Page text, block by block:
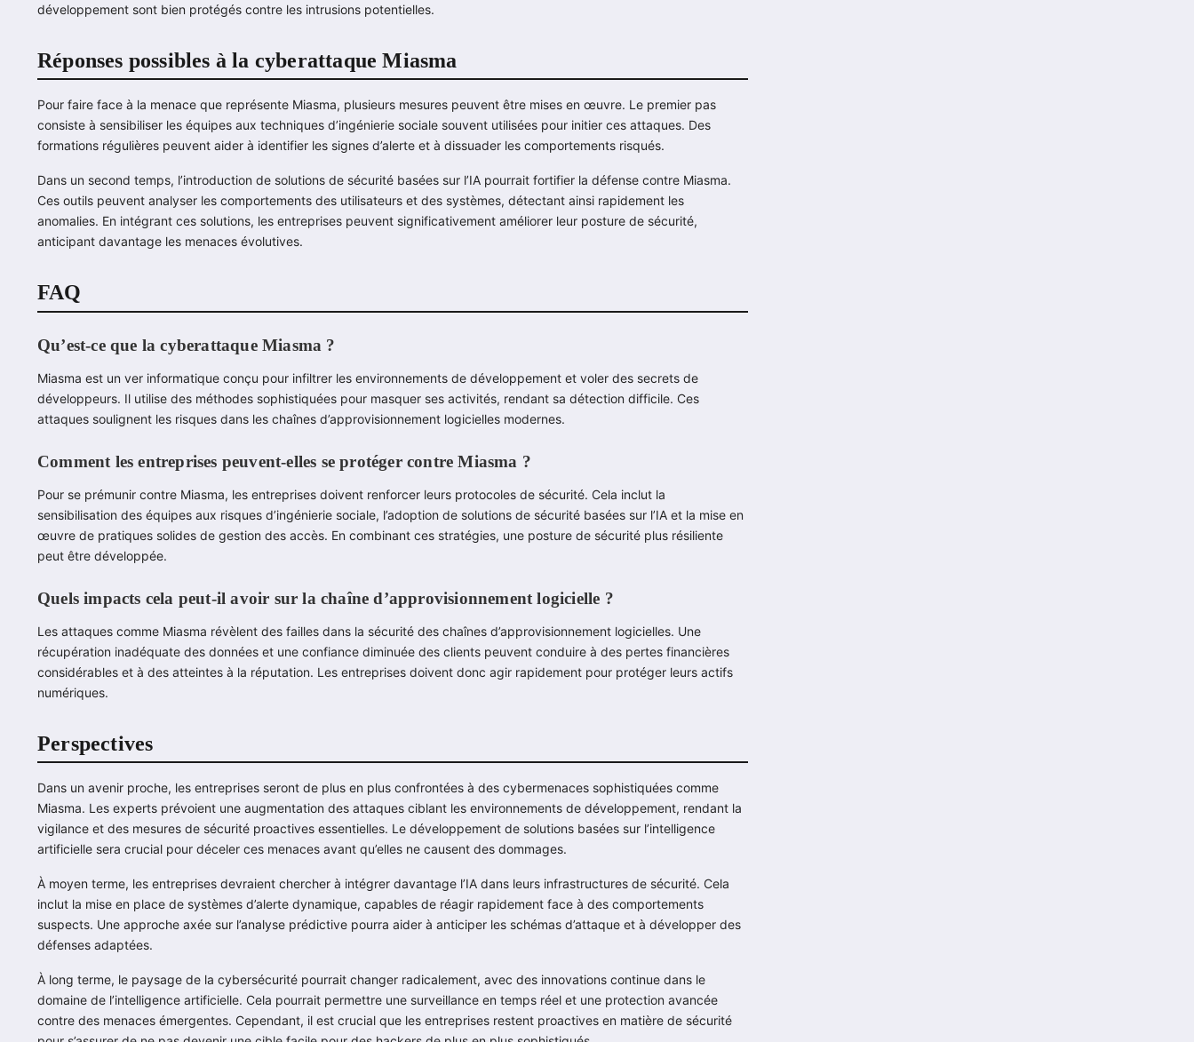
développement sont bien protégés contre les intrusions potentielles.
Réponses possibles à la cyberattaque Miasma
Pour faire face à la menace que représente Miasma, plusieurs mesures peuvent être mises en œuvre. Le premier pas
consiste à sensibiliser les équipes aux techniques d’ingénierie sociale souvent utilisées pour initier ces attaques. Des
formations régulières peuvent aider à identifier les signes d’alerte et à dissuader les comportements risqués.
Dans un second temps, l’introduction de solutions de sécurité basées sur l’IA pourrait fortifier la défense contre Miasma.
Ces outils peuvent analyser les comportements des utilisateurs et des systèmes, détectant ainsi rapidement les
anomalies. En intégrant ces solutions, les entreprises peuvent significativement améliorer leur posture de sécurité,
anticipant davantage les menaces évolutives.
FAQ
Qu’est-ce que la cyberattaque Miasma ?
Miasma est un ver informatique conçu pour infiltrer les environnements de développement et voler des secrets de
développeurs. Il utilise des méthodes sophistiquées pour masquer ses activités, rendant sa détection difficile. Ces
attaques soulignent les risques dans les chaînes d’approvisionnement logicielles modernes.
Comment les entreprises peuvent-elles se protéger contre Miasma ?
Pour se prémunir contre Miasma, les entreprises doivent renforcer leurs protocoles de sécurité. Cela inclut la
sensibilisation des équipes aux risques d’ingénierie sociale, l’adoption de solutions de sécurité basées sur l’IA et la mise en
œuvre de pratiques solides de gestion des accès. En combinant ces stratégies, une posture de sécurité plus résiliente
peut être développée.
Quels impacts cela peut-il avoir sur la chaîne d’approvisionnement logicielle ?
Les attaques comme Miasma révèlent des failles dans la sécurité des chaînes d’approvisionnement logicielles. Une
récupération inadéquate des données et une confiance diminuée des clients peuvent conduire à des pertes financières
considérables et à des atteintes à la réputation. Les entreprises doivent donc agir rapidement pour protéger leurs actifs
numériques.
Perspectives
Dans un avenir proche, les entreprises seront de plus en plus confrontées à des cybermenaces sophistiquées comme
Miasma. Les experts prévoient une augmentation des attaques ciblant les environnements de développement, rendant la
vigilance et des mesures de sécurité proactives essentielles. Le développement de solutions basées sur l’intelligence
artificielle sera crucial pour déceler ces menaces avant qu’elles ne causent des dommages.
À moyen terme, les entreprises devraient chercher à intégrer davantage l’IA dans leurs infrastructures de sécurité. Cela
inclut la mise en place de systèmes d’alerte dynamique, capables de réagir rapidement face à des comportements
suspects. Une approche axée sur l’analyse prédictive pourra aider à anticiper les schémas d’attaque et à développer des
défenses adaptées.
À long terme, le paysage de la cybersécurité pourrait changer radicalement, avec des innovations continue dans le
domaine de l’intelligence artificielle. Cela pourrait permettre une surveillance en temps réel et une protection avancée
contre des menaces émergentes. Cependant, il est crucial que les entreprises restent proactives en matière de sécurité